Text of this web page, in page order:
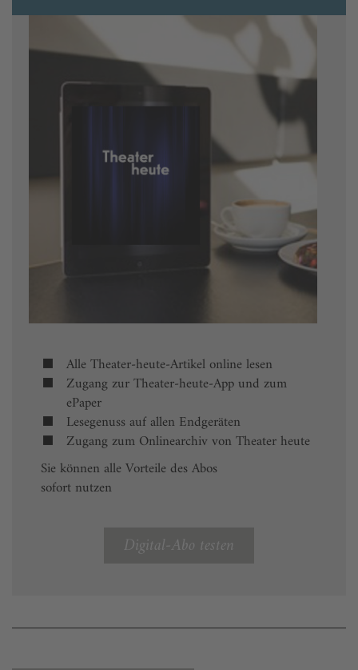
Alle Theater-heute-Artikel online lesen
Zugang zur Theater-heute-App und zum
ePaper
Lesegenuss auf allen Endgeräten
Zugang zum Onlinearchiv von Theater heute
Sie können alle Vorteile des Abos
sofort nutzen
Digital-Abo testen